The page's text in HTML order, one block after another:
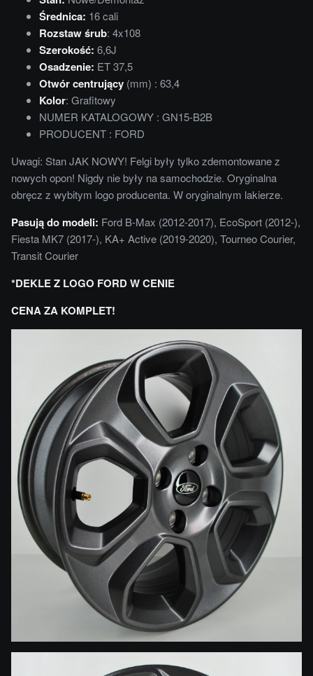
Średnica: 16 cali
Rozstaw śrub: 4x108
Szerokość: 6,6J
Osadzenie: ET 37,5
Otwór centrujący (mm) : 63,4
Kolor: Grafitowy
NUMER KATALOGOWY : GN15-B2B
PRODUCENT : FORD
Uwagi: Stan JAK NOWY! Felgi były tylko zdemontowane z
nowych opon! Nigdy nie były na samochodzie. Oryginalna
obręcz z wybitym logo producenta. W oryginalnym lakierze.
Pasują do modeli: Ford B-Max (2012-2017), EcoSport (2012-),
Fiesta MK7 (2017-), KA+ Active (2019-2020), Tourneo Courier,
Transit Courier
*DEKLE Z LOGO FORD W CENIE
CENA ZA KOMPLET!